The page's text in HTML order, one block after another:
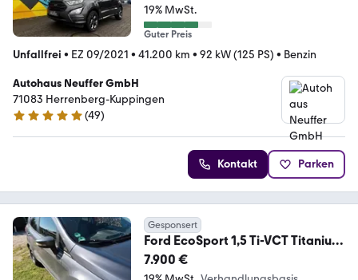
19% MwSt.
Guter Preis
Unfallfrei • EZ 09/2021 • 41.200 km • 92 kW (125 PS) • Benzin
Autohaus Neuffer GmbH
71083 Herrenberg-Kuppingen
4.9 Sterne
(49)
Kontakt Parken
Gesponsert
Ford EcoSport 1,5 Ti-VCT Titanium
Titanium
7.900 €